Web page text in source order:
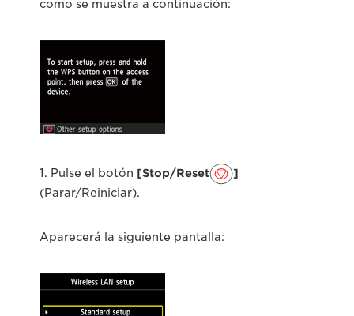
como se muestra a continuación:
1. Pulse el botón [Stop/Reset
]
(Parar/Reiniciar).
Aparecerá la siguiente pantalla: